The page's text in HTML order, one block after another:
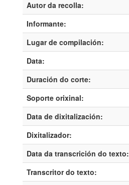
Autor da recolla:
Informante:
Lugar de compilación:
Data:
Duración do corte:
Soporte orixinal:
Data de dixitalización:
Dixitalizador:
Data da transcrición do texto:
Transcritor do texto: